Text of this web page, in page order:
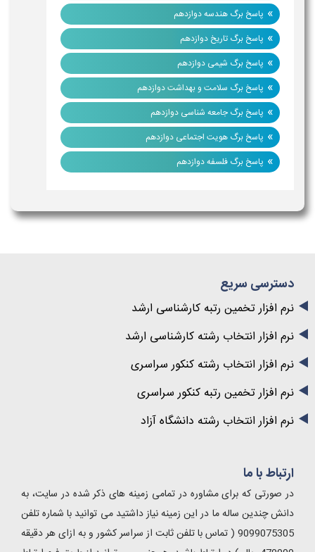
» پاسخ برگ هندسه دوازدهم
» پاسخ برگ تاریخ دوازدهم
» پاسخ برگ شیمی دوازدهم
» پاسخ برگ سلامت و بهداشت دوازدهم
» پاسخ برگ جامعه شناسی دوازدهم
» پاسخ برگ هویت اجتماعی دوازدهم
» پاسخ برگ فلسفه دوازدهم
دسترسی سریع
نرم افزار تخمین رتبه کارشناسی ارشد
نرم افزار انتخاب رشته کارشناسی ارشد
نرم افزار انتخاب رشته کنکور سراسری
نرم افزار تخمین رتبه کنکور سراسری
نرم افزار انتخاب رشته دانشگاه آزاد
ارتباط با ما
در صورتی که برای مشاوره در تمامی زمینه های ذکر شده در سایت، به
دانش چندین ساله ما در این زمینه نیاز داشتید می توانید با شماره تلفن
9099075305 ( تماس با تلفن ثابت از سراسر کشور و به ازای هر دقیقه